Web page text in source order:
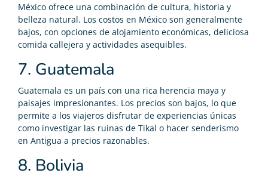
México ofrece una combinación de cultura, historia y
belleza natural. Los costos en México son generalmente
bajos, con opciones de alojamiento económicas, deliciosa
comida callejera y actividades asequibles.
7. Guatemala
Guatemala es un país con una rica herencia maya y
paisajes impresionantes. Los precios son bajos, lo que
permite a los viajeros disfrutar de experiencias únicas
como investigar las ruinas de Tikal o hacer senderismo
en Antigua a precios razonables.
8. Bolivia